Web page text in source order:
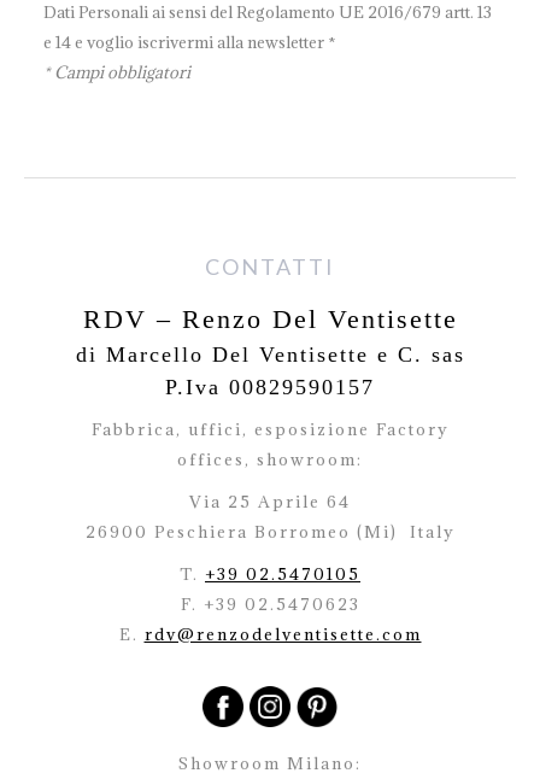
Dati Personali ai sensi del Regolamento UE 2016/679 artt. 13
e 14 e voglio iscrivermi alla newsletter *
* Campi obbligatori
CONTATTI
RDV – Renzo Del Ventisette
di Marcello Del Ventisette e C. sas
P.Iva 00829590157
Fabbrica, uffici, esposizione Factory
offices, showroom:
Via 25 Aprile 64
26900 Peschiera Borromeo (Mi)
Italy
T. +39 02.5470105
F. +39 02.5470623
E. rdv@renzodelventisette.com
Showroom Milano: